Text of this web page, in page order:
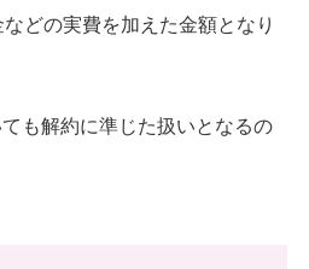
どの実費を加えた金額となり
も解約に準じた扱いとなるの